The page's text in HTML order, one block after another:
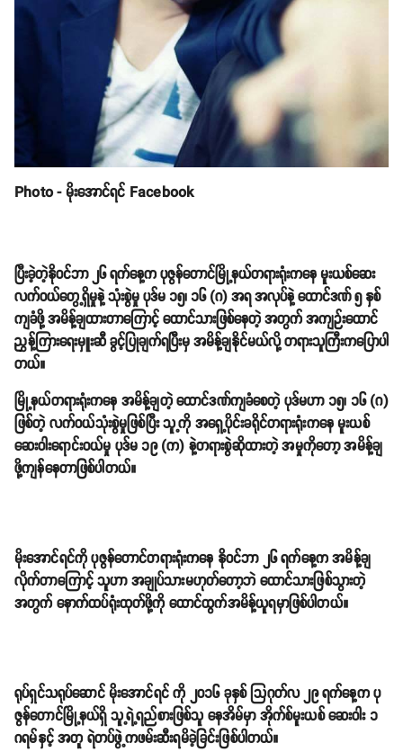
Photo - မိုးအောင်ရင် Facebook
ပြီးခဲ့တဲ့နိုဝင်ဘာ ၂၆ ရက်နေ့က ပုဇွန်တောင်မြို့နယ်တရားရုံးကနေ မူးယစ်ဆေး
လက်ဝယ်တွေ့ရှိမှုနဲ့ သုံးစွဲမှု ပုဒ်မ ၁၅၊ ၁၆ (ဂ) အရ အလုပ်နဲ့ ထောင်ဒဏ် ၅ နှစ်
ကျခံဖို့ အမိန့်ချထားတာကြောင့် ထောင်သားဖြစ်နေတဲ့ အတွက် အကျဉ်းထောင်
ညွှန့်ကြားရေးမှူးဆီ ခွင့်ပြုချက်ရပြီးမှ အမိန့်ချနိုင်မယ်လို့ တရားသူကြီးကပြောပါ
တယ်။
မြို့နယ်တရားရုံးကနေ အမိန့်ချတဲ့ ထောင်ဒဏ်ကျခံစေတဲ့ ပုဒ်မဟာ ၁၅၊ ၁၆ (ဂ)
ဖြစ်တဲ့ လက်ဝယ်သုံးစွဲမှုဖြစ်ပြီး သူ့ကို အရှေ့ပိုင်းခရိုင်တရားရုံးကနေ မူးယစ်
ဆေးဝါးရောင်းဝယ်မှု ပုဒ်မ ၁၉ (က) နဲ့တရားစွဲဆိုထားတဲ့ အမှုကိုတော့ အမိန့်ချ
ဖို့ကျန်နေတာဖြစ်ပါတယ်။
မိုးအောင်ရင်ကို ပုဇွန်တောင်တရားရုံးကနေ နိုဝင်ဘာ ၂၆ ရက်နေ့က အမိန့်ချ
လိုက်တာကြောင့် သူဟာ အချုပ်သားမဟုတ်တော့ဘဲ ထောင်သားဖြစ်သွားတဲ့
အတွက် နောက်ထပ်ရုံးထုတ်ဖို့ကို ထောင်ထွက်အမိန့်ယူရမှာဖြစ်ပါတယ်။
ရုပ်ရှင်သရုပ်ဆောင် မိုးအောင်ရင် ကို ၂၀၁၆ ခုနှစ် သြဂုတ်လ ၂၉ ရက်နေ့က ပု
ဇွန်တောင်မြို့နယ်ရှိ သူ့ရဲ့ရည်စားဖြစ်သူ နေအိမ်မှာ အိုက်စ်မူးယစ် ဆေးဝါး ၁
ဂရမ်နှင့် အတူ ရဲတပ်ဖွဲ့ကဖမ်းဆီးရမိခဲ့ခြင်းဖြစ်ပါတယ်။